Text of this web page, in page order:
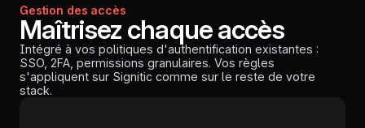
Gestion des accès
Maîtrisez chaque accès
Intégré à vos politiques d'authentification existantes :
SSO, 2FA, permissions granulaires. Vos règles
s'appliquent sur Signitic comme sur le reste de votre
stack.